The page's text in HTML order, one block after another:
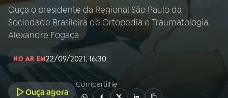
AO VIVO
INÍCIO
Ouça o presidente da Regional São Paulo da
Sociedade Brasileira de Ortopedia e Traumatologia,
Alexandre Fogaça
NO AR EM22/09/2021, 16:30
Ouça agora
Compartilhe